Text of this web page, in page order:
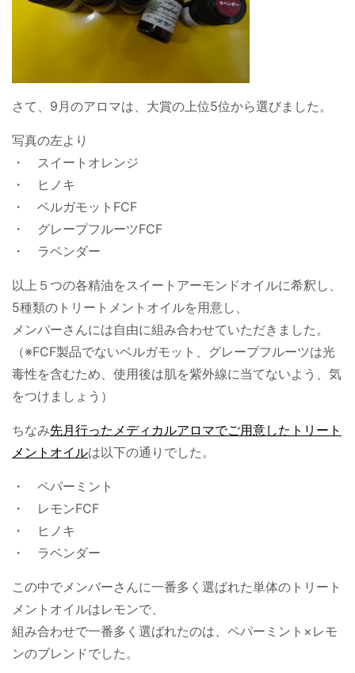
さて、9月のアロマは、大賞の上位5位から選びました。
写真の左より
・ スイートオレンジ
・ ヒノキ
・ ベルガモットFCF
・ グレープフルーツFCF
・ ラベンダー
以上５つの各精油をスイートアーモンドオイルに希釈し、
5種類のトリートメントオイルを用意し、
メンバーさんには自由に組み合わせていただきました。
（※FCF製品でないベルガモット、グレープフルーツは光
毒性を含むため、使用後は肌を紫外線に当てないよう、気
をつけましょう）
ちなみ先月行ったメディカルアロマでご用意したトリート
メントオイルは以下の通りでした。
・ ペパーミント
・ レモンFCF
・ ヒノキ
・ ラベンダー
この中でメンバーさんに一番多く選ばれた単体のトリート
メントオイルはレモンで、
組み合わせで一番多く選ばれたのは、ペパーミント×レモ
ンのブレンドでした。